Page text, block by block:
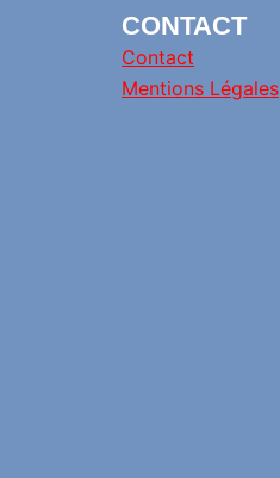
CONTACT
Contact
Mentions Légales